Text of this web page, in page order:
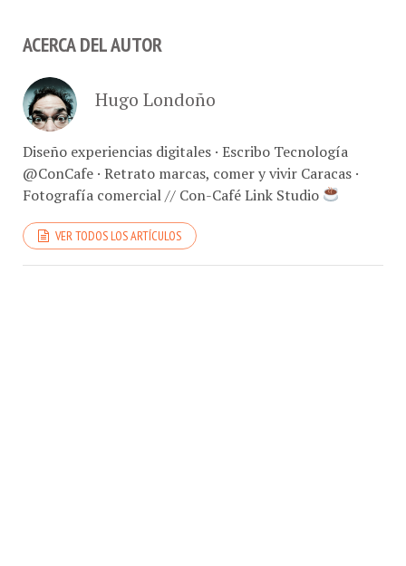
Diseño experiencias digitales · Escribo Tecnología
@ConCafe · Retrato marcas, comer y vivir Caracas ·
Fotografía comercial // Con-Café Link Studio